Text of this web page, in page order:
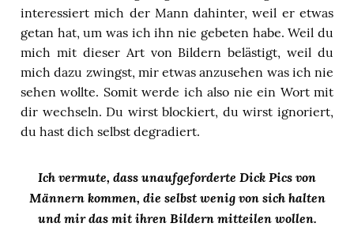
interessiert mich der Mann dahinter, weil er etwas
getan hat, um was ich ihn nie gebeten habe. Weil du
mich mit dieser Art von Bildern belästigt, weil du
mich dazu zwingst, mir etwas anzusehen was ich nie
sehen wollte. Somit werde ich also nie ein Wort mit
dir wechseln. Du wirst blockiert, du wirst ignoriert,
du hast dich selbst degradiert.
Ich vermute, dass unaufgeforderte Dick Pics von
Männern kommen, die selbst wenig von sich halten
und mir das mit ihren Bildern mitteilen wollen.